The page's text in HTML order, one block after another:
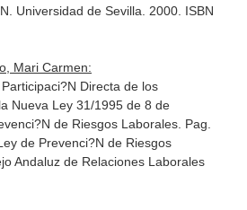
. Universidad de Sevilla. 2000. ISBN
Mari Carmen:
Directa de los
Nueva Ley 31/1995 de 8 de
de Riesgos Laborales. Pag.
de Prevenci?N de Riesgos
Andaluz de Relaciones Laborales